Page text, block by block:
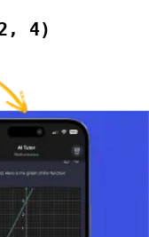
4)
.
la misma
en el punto de